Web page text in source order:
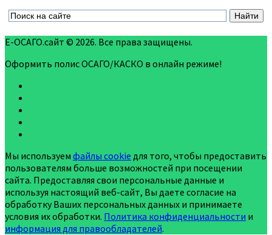
Е-ОСАГО.сайт © 2026. Все права защищены.
Оформить полис ОСАГО/КАСКО в онлайн режиме!
Мы используем файлы cookie для того, чтобы предоставить
пользователям больше возможностей при посещении
сайта. Предоставляя свои персональные данные и
используя настоящий веб-сайт, Вы даете согласие на
обработку Ваших персональных данных и принимаете
условия их обработки. Политика конфиденциальности и
информация для правообладателей.